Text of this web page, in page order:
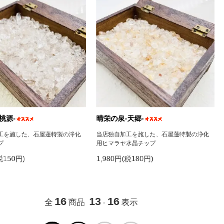
源‐
を施した、石屋蓮特製の浄化
150円)
晴栄の泉‐天郷‐
当店独自加工を施した、石屋蓮特製の浄化
用ヒマラヤ水晶チップ
1,980円(税180円)
全 16商品 13- 16表示